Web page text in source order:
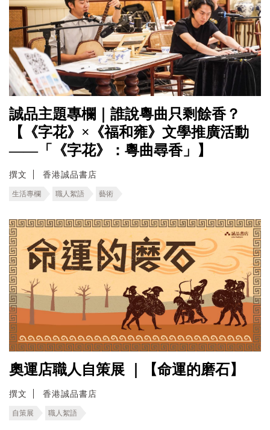
誠品主題專欄｜誰說粵曲只剩餘香？
【《字花》×《福和雍》文學推廣活動
——「《字花》：粵曲尋香」】
撰文 香港誠品書店
生活專欄 職人絮語 藝術
奧運店職人自策展 ｜【命運的磨石】
撰文 香港誠品書店
自策展 職人絮語